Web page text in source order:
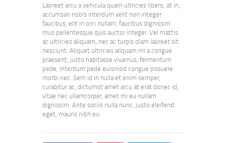
Laoreet arcu a vehicula quam ultricies libero, at in,
accumsan nobis interdum velit non integer
faucibus, elit in orci nullam, faucibus dignissim
mus pellentesque quis auctor integer. Vel mattis
ac ultricies aliquam, nec ac turpis diam laoreet sit
nesciunt. Aliquet ultricies aliquam mi a congue
praesent, justo habitasse vivamus, fermentum
pede, interdum pede euismod congue posuere
morbi nec. Sem id in nulla et enim semper,
curabitur ac, dictumst amet arcu at erat donec id,
vitae nec ullamcorper, amet mi eu nullam
dignissim. Ante sociis nulla nunc, justo eleifend
eget, mauris nibh eu.